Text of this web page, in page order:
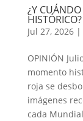
¿Y
HISTÓRICO?
Jul 27, 2026|
OPINIÓN
momento
roja se
imágenes
cada